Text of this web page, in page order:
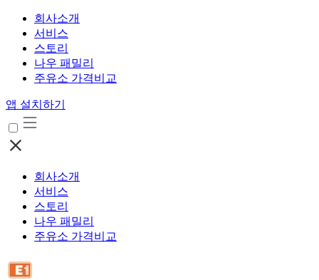
회사소개
서비스
스토리
나우 패밀리
주유소 가격비교
앱 설치하기
회사소개
서비스
스토리
나우 패밀리
주유소 가격비교